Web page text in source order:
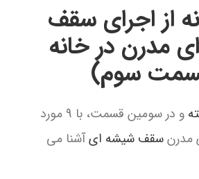
از اجرای سقف
مدرن در خانه
سوم)
و در سومین قسمت، با 9 مورد
مدرنسقف شیشه ایآشنا می